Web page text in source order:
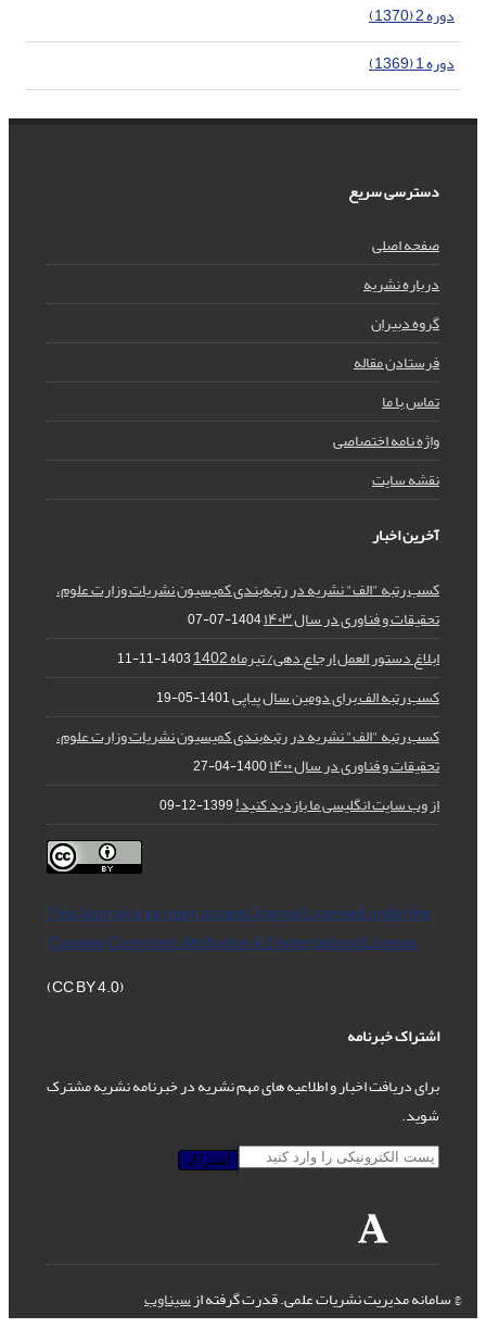
دوره 2 (1370)
دوره 1 (1369)
دسترسی سریع
صفحه اصلی
درباره نشریه
گروه دبیران
فرستادن مقاله
تماس با ما
واژه نامه اختصاصی
نقشه سایت
آخرین اخبار
کسب رتبه "الف" نشریه در رتبه‌بندی کمیسیون نشریات وزارت علوم،
تحقیقات و فناوری در سال ۱۴۰۳
1404-07-07
ابلاغ دستور العمل ارجاع دهی/ تیرماه 1402 1403-11-11
کسب رتبه الف برای دومین سال پیاپی1401-05-19
کسب رتبه "الف" نشریه در رتبه‌بندی کمیسیون نشریات وزارت علوم،
تحقیقات و فناوری در سال ۱۴۰۰
1400-04-27
از وب سایت انگلیسی ما بازدید کنید!1399-12-09
This Journal is an open access Journal Licensedunder the
Creative Commons Attribution 4.0 International License
(CC BY 4.0)
اشتراک خبرنامه
برای دریافت اخبار و اطلاعیه های مهم نشریه در خبرنامه نشریه مشترک
شوید.
اشتراک
© سامانه مدیریت نشریات علمی.قدرت گرفته ازسیناوب